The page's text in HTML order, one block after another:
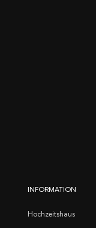
INFORMATION
Hochzeitshaus